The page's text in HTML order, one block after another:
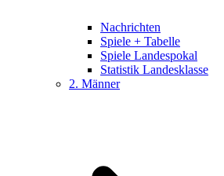
Nachrichten
Spiele + Tabelle
Spiele Landespokal
Statistik Landesklasse
2. Männer